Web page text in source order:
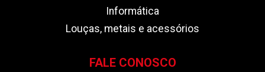
Informática
Louças, metais e acessórios
FALE CONOSCO